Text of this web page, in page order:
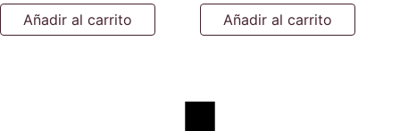
Añadir al carrito Añadir al carrito